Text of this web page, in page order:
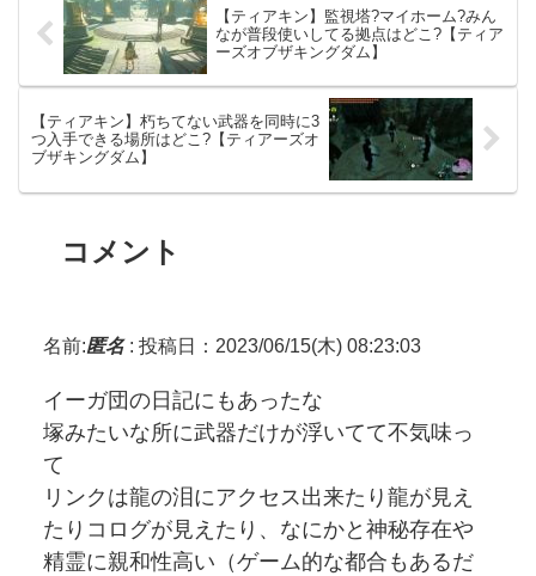
【ティアキン】監視塔?マイホーム?みん
なが普段使いしてる拠点はどこ?【ティア
ーズオブザキングダム】
【ティアキン】朽ちてない武器を同時に3
つ入手できる場所はどこ?【ティアーズオ
ブザキングダム】
コメント
名前:匿名: 投稿日：2023/06/15(木) 08:23:03
イーガ団の日記にもあったな
塚みたいな所に武器だけが浮いてて不気味っ
て
リンクは龍の泪にアクセス出来たり龍が見え
たりコログが見えたり、なにかと神秘存在や
精霊に親和性高い（ゲーム的な都合もあるだ